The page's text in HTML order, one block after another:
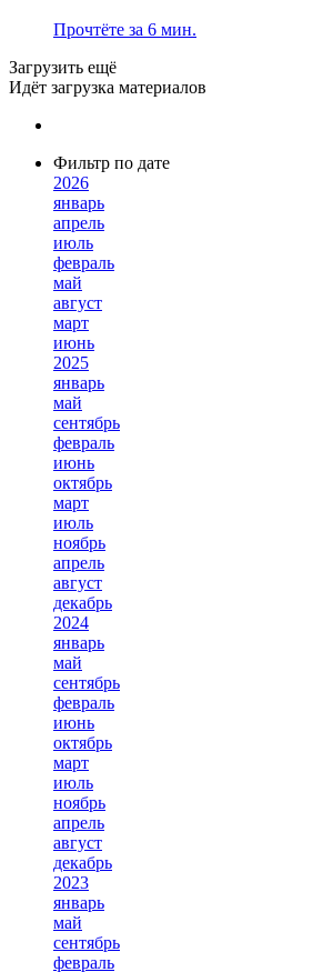
Прочтёте за 6 мин.
Загрузить ещё
Идёт загрузка материалов
Фильтр по дате
2026
январь
апрель
июль
февраль
май
август
март
июнь
2025
январь
май
сентябрь
февраль
июнь
октябрь
март
июль
ноябрь
апрель
август
декабрь
2024
январь
май
сентябрь
февраль
июнь
октябрь
март
июль
ноябрь
апрель
август
декабрь
2023
январь
май
сентябрь
февраль